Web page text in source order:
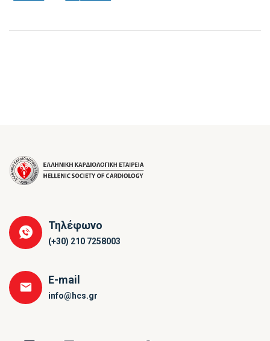
Τηλέφωνο
(+30) 210 7258003
E-mail
info@hcs.gr